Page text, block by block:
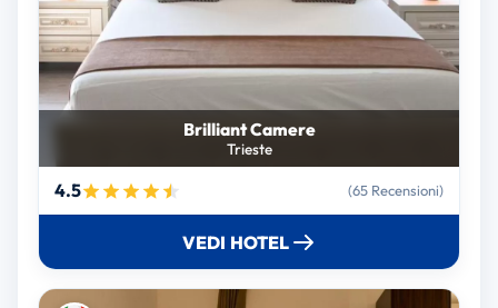
Brilliant Camere
Trieste
4.5 (65 Recensioni)
VEDI HOTEL